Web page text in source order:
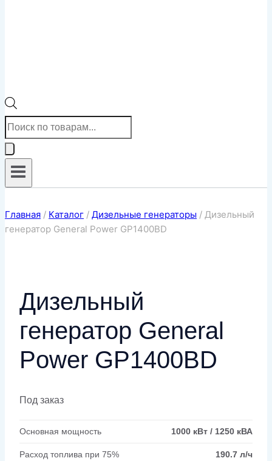
Поиск
товаров
Главная / Каталог / Дизельные генераторы / Дизельный
генератор General Power GP1400BD
Дизельный
генератор General
Power GP1400BD
Под заказ
Основная мощность 1000 кВт / 1250 кВА
Расход топлива при 75% 190.7 л/ч